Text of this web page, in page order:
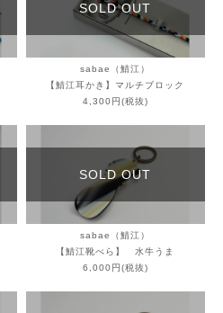
SOLD OUT
sabae（鯖江）
【鯖江耳かき】マルチブロック
4,300円(税抜)
SOLD OUT
sabae（鯖江）
【鯖江靴べら】 水牛うま
6,000円(税抜)